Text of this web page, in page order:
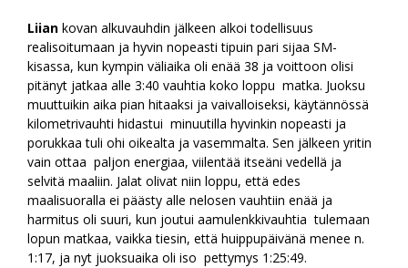
Liian kovan alkuvauhdin jälkeen alkoi todellisuus
realisoitumaan ja hyvin nopeasti tipuin pari sijaa SM-
kisassa, kun kympin väliaika oli enää 38 ja voittoon olisi
pitänyt jatkaa alle 3:40 vauhtia koko loppu matka. Juoksu
muuttuikin aika pian hitaaksi ja vaivalloiseksi, käytännössä
kilometrivauhti hidastui minuutilla hyvinkin nopeasti ja
porukkaa tuli ohi oikealta ja vasemmalta. Sen jälkeen yritin
vain ottaa paljon energiaa, viilentää itseäni vedellä ja
selvitä maaliin. Jalat olivat niin loppu, että edes
maalisuoralla ei päästy alle nelosen vauhtiin enää ja
harmitus oli suuri, kun joutui aamulenkkivauhtia tulemaan
lopun matkaa, vaikka tiesin, että huippupäivänä menee n.
1:17, ja nyt juoksuaika oli iso pettymys 1:25:49.